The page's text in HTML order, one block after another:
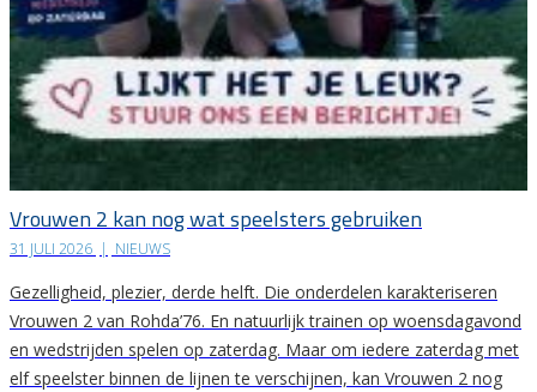
Vrouwen 2 kan nog wat speelsters gebruiken
31 JULI 2026 | NIEUWS
Gezelligheid, plezier, derde helft. Die onderdelen karakteriseren
Vrouwen 2 van Rohda’76. En natuurlijk trainen op woensdagavond
en wedstrijden spelen op zaterdag. Maar om iedere zaterdag met
elf speelster binnen de lijnen te verschijnen, kan Vrouwen 2 nog